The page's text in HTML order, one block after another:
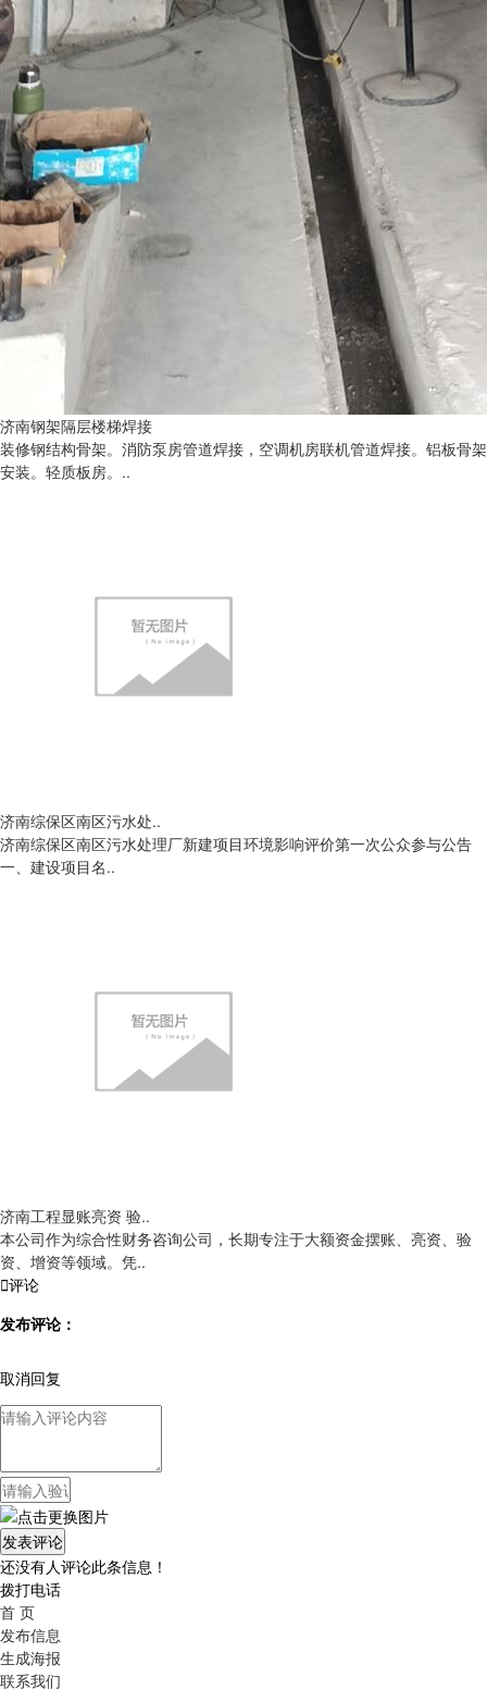
济南钢架隔层楼梯焊接
装修钢结构骨架。消防泵房管道焊接，空调机房联机管道焊接。铝板骨架
安装。轻质板房。..
济南综保区南区污水处..
济南综保区南区污水处理厂新建项目环境影响评价第一次公众参与公告
一、建设项目名..
济南工程显账亮资 验..
本公司作为综合性财务咨询公司，长期专注于大额资金摆账、亮资、验
资、增资等领域。凭..
评论
发布评论：
取消回复
还没有人评论此条信息！
拨打电话
首 页
发布信息
生成海报
联系我们